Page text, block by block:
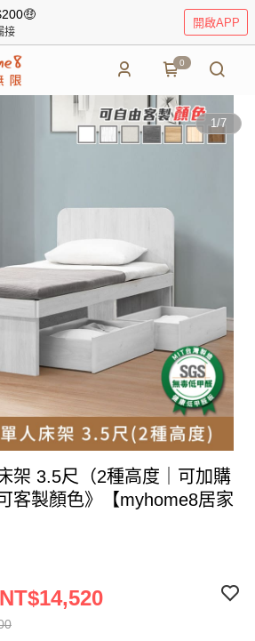
接
開啟APP
0
1/7
架 3.5尺（2種高度｜可加購
客製顏色》【myhome8居家